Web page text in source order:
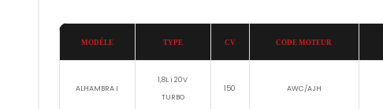
MODÉLE TYPE CV CODE MOTEUR
ALHAMBRA I
1,8L i 20V
TURBO
150 AWC/AJH